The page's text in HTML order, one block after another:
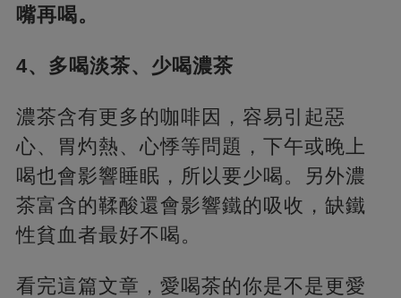
嘴再喝。
4、多喝淡茶、少喝濃茶
濃茶含有更多的咖啡因，容易引起惡
心、胃灼熱、心悸等問題，下午或晚上
喝也會影響睡眠，所以要少喝。另外濃
茶富含的鞣酸還會影響鐵的吸收，缺鐵
性貧血者最好不喝。
看完這篇文章，愛喝茶的你是不是更愛